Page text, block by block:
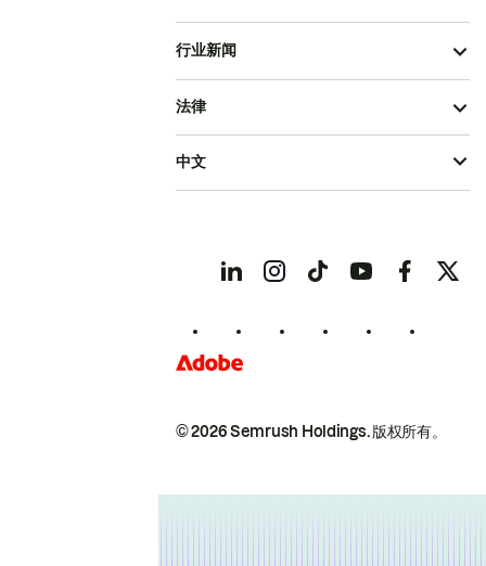
行业新闻
© 2026 Semrush Holdings.版权所有。
法律
中文